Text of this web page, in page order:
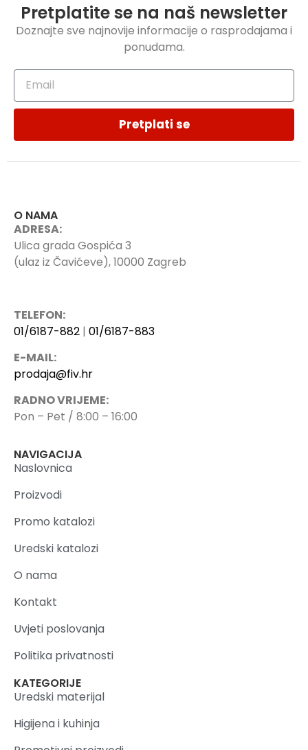
Pretplatite se na naš newsletter
Doznajte sve najnovije informacije o rasprodajama i
ponudama.
Pretplati se
O NAMA
ADRESA:
Ulica grada Gospića 3
(ulaz iz Čavićeve), 10000 Zagreb
TELEFON:
01/6187-882 | 01/6187-883
E-MAIL:
prodaja@fiv.hr
RADNO VRIJEME:
Pon – Pet / 8:00 – 16:00
NAVIGACIJA
Naslovnica
Proizvodi
Promo katalozi
Uredski katalozi
O nama
Kontakt
Uvjeti poslovanja
Politika privatnosti
KATEGORIJE
Uredski materijal
Higijena i kuhinja